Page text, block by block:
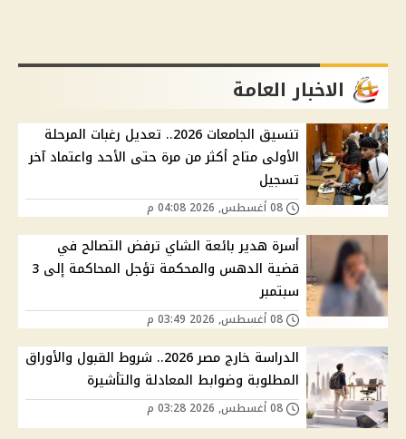
الاخبار العامة
تنسيق الجامعات 2026.. تعديل رغبات المرحلة
الأولى متاح أكثر من مرة حتى الأحد واعتماد آخر
تسجيل
أسرة هدير بائعة الشاي ترفض التصالح في
قضية الدهس والمحكمة تؤجل المحاكمة إلى 3
سبتمبر
الدراسة خارج مصر 2026.. شروط القبول والأوراق
المطلوبة وضوابط المعادلة والتأشيرة